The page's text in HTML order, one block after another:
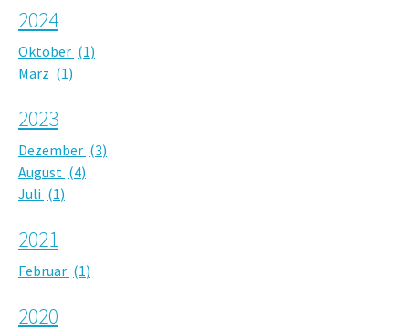
2024
Oktober
1
März
1
2023
Dezember
3
August
4
Juli
1
2021
Februar 1
2020